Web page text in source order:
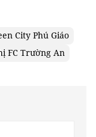
City Phú Giáo
FC Trường An